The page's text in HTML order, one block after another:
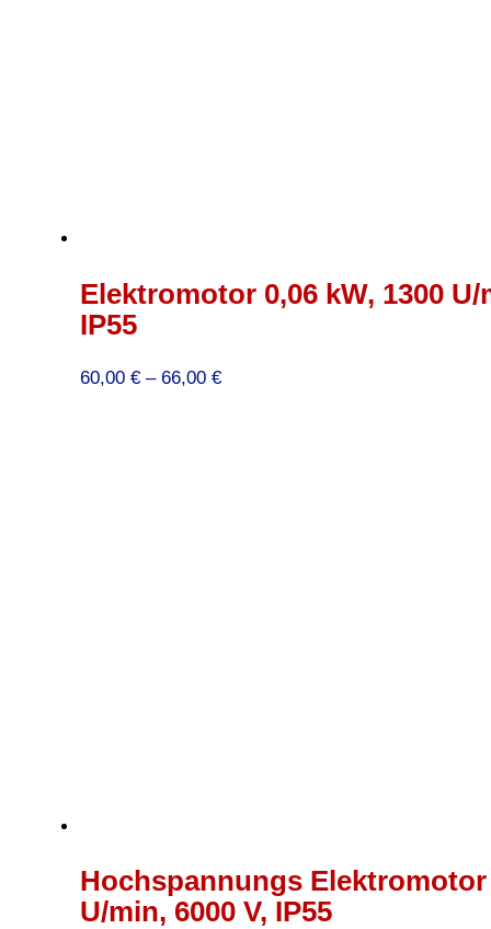
Elektromotor 0,06 kW, 1300 U/
IP55
60,00 € – 66,00 €Preisspanne:
Hochspannungs Elektromotor
U/min, 6000 V, IP55